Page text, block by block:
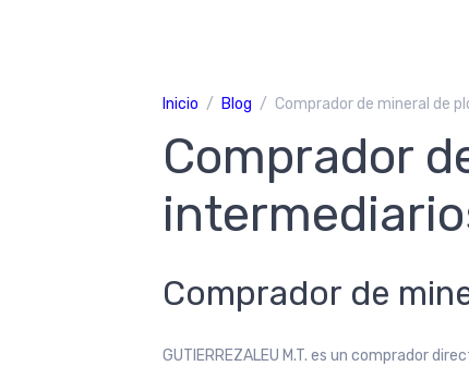
Inicio Blog Comprador de mineral de
Comprador
Comprador de
GUTIERREZALEU M.T. es un comprador